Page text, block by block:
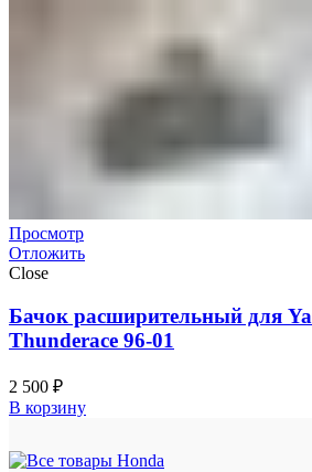
Просмотр
Отложить
Close
Бачок расширительный для
Thunderace 96-01
2 500 ₽
В корзину